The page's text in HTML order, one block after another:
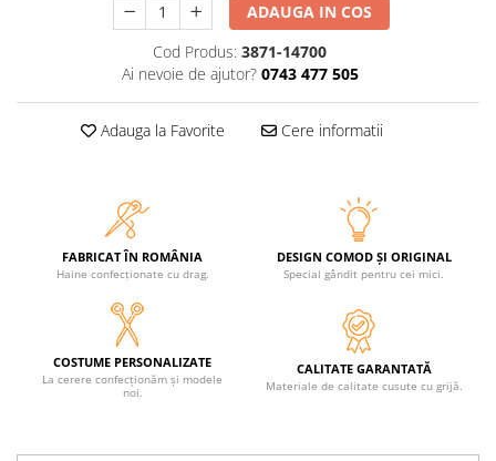
ADAUGA IN COS
Cod Produs: 3871-14700
Ai nevoie de ajutor? 0743 477 505
Adauga la Favorite Cere informatii
FABRICAT ÎN ROMÂNIA
Haine confecționate cu drag.
DESIGN COMOD ȘI ORIGINAL
Special gândit pentru cei mici.
COSTUME PERSONALIZATE
La cerere confecționăm și modele
noi.
CALITATE GARANTATĂ
Materiale de calitate cusute cu grijă.